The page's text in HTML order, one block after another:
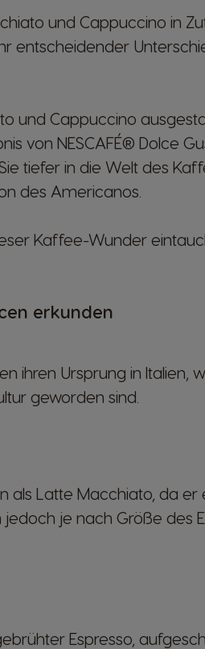
und Cappuccino in
entscheidender
und Cappuccino
von NESCAFÉ® Dolce
tiefer in die Welt des
des Americanos.
Kaffee-Wunder
erkunden
ihren Ursprung in Italien,
geworden sind.
als Latte Macchiato, da er
je nach Größe des
Espresso,